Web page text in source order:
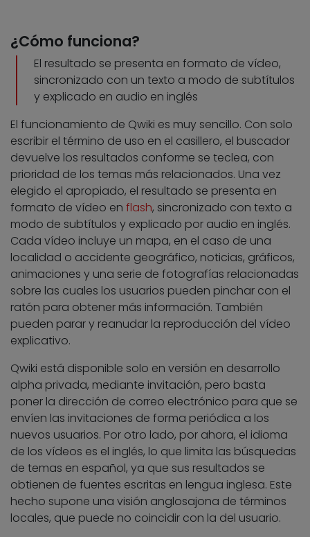
¿Cómo funciona?
El resultado se presenta en formato de vídeo,
sincronizado con un texto a modo de subtítulos
y explicado en audio en inglés
El funcionamiento de Qwiki es muy sencillo. Con solo
escribir el término de uso en el casillero, el buscador
devuelve los resultados conforme se teclea, con
prioridad de los temas más relacionados. Una vez
elegido el apropiado, el resultado se presenta en
formato de vídeo en flash, sincronizado con texto a
modo de subtítulos y explicado por audio en inglés.
Cada vídeo incluye un mapa, en el caso de una
localidad o accidente geográfico, noticias, gráficos,
animaciones y una serie de fotografías relacionadas
sobre las cuales los usuarios pueden pinchar con el
ratón para obtener más información. También
pueden parar y reanudar la reproducción del vídeo
explicativo.
Qwiki está disponible solo en versión en desarrollo
alpha privada, mediante invitación, pero basta
poner la dirección de correo electrónico para que se
envíen las invitaciones de forma periódica a los
nuevos usuarios. Por otro lado, por ahora, el idioma
de los vídeos es el inglés, lo que limita las búsquedas
de temas en español, ya que sus resultados se
obtienen de fuentes escritas en lengua inglesa. Este
hecho supone una visión anglosajona de términos
locales, que puede no coincidir con la del usuario.